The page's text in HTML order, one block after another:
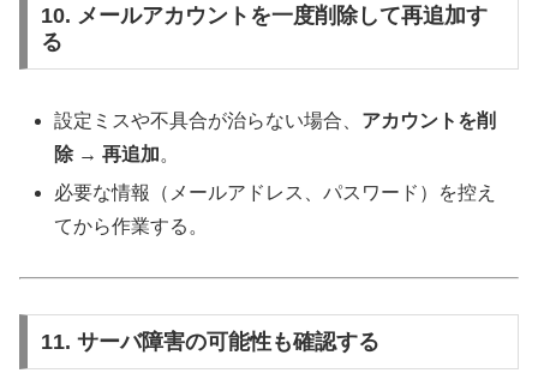
10. メールアカウントを一度削除して再追加す
る
設定ミスや不具合が治らない場合、 アカウントを削
除 → 再追加。
必要な情報（メールアドレス、パスワード）を控え
てから作業する。
11. サーバ障害の可能性も確認する